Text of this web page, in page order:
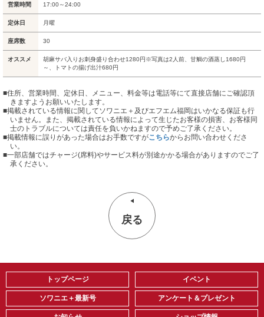
営業時間 17:00～24:00
定休日 月曜
座席数 30
オススメ
胡麻サバ入りお刺身盛り合わせ1280円※写真は2人前、甘鯛の酒蒸し1680円
～、トマトの揚げ出汁680円
■住所、営業時間、定休日、メニュー、料金等は電話等にて直接店舗にご確認頂
きますようお願いいたします。
■掲載されている情報に関してソワニエ＋及びエフエム福岡はいかなる保証も行
いません。また、掲載されている情報によって生じたお客様の損害、お客様同
士のトラブルについては責任を負いかねますので予めご了承ください。
■掲載情報に誤りがあった場合はお手数ですがこちらからお問い合わせくださ
い。
■一部店舗ではチャージ(席料)やサービス料が別途かかる場合がありますのでご了
承ください。
戻る
トップページ
ソワニエ＋最新号
イベント
アンケート＆プレゼント